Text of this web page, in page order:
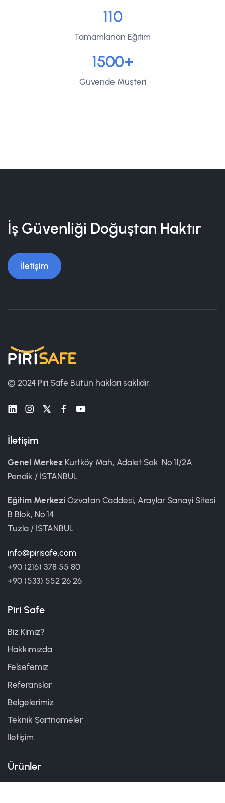
110
Tamamlanan Eğitim
1500+
Güvende Müşteri
İş Güvenliği Doğuştan Haktır
İletişim
© 2024 Piri Safe Bütün hakları saklıdır.
İletişim
Genel Merkez Kurtköy Mah, Adalet Sok. No:11/2A
Pendik / İSTANBUL
Eğitim Merkezi Özvatan Caddesi, Araylar Sanayi Sitesi
B Blok, No:14
Tuzla / İSTANBUL
info@pirisafe.com
+90 (216) 378 55 80
+90 (533) 552 26 26
Piri Safe
Biz Kimiz?
Hakkımızda
Felsefemiz
Referanslar
Belgelerimiz
Teknik Şartnameler
İletişim
Ürünler